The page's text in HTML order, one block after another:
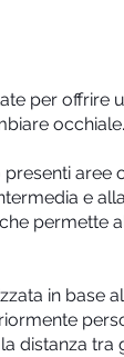
per offrire
occhiale.
aree
e
permette
in base
distanza tra